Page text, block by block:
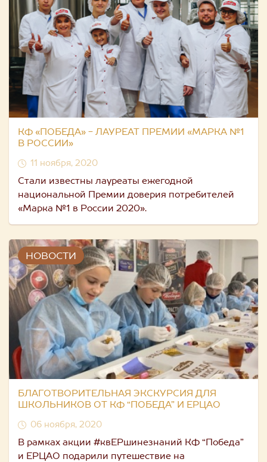
КФ «ПОБЕДА» - ЛАУРЕАТ ПРЕМИИ «МАРКА №1
В РОССИИ»
11 ноября, 2020
Стали известны лауреаты ежегодной
национальной Премии доверия потребителей
«Марка №1 в России 2020».
НОВОСТИ
БЛАГОТВОРИТЕЛЬНАЯ ЭКСКУРСИЯ ДЛЯ
ШКОЛЬНИКОВ ОТ КФ “ПОБЕДА” И ЕРЦАО
06 ноября, 2020
В рамках акции #квЕРшинезнаний КФ “Победа”
и ЕРЦАО подарили путешествие на